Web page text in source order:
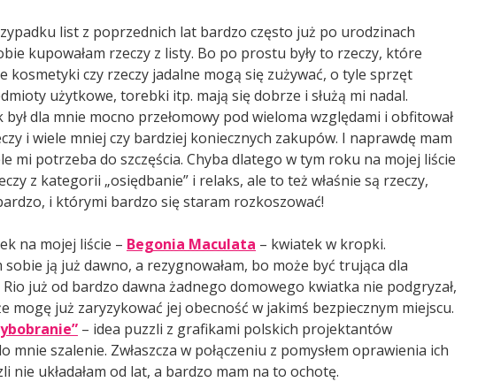
list z poprzednich lat bardzo często już po urodzinach
kupowałam rzeczy z listy. Bo po prostu były to rzeczy, które
kosmetyki czy rzeczy jadalne mogą się zużywać, o tyle sprzęt
użytkowe, torebki itp. mają się dobrze i służą mi nadal.
dla mnie mocno przełomowy pod wieloma względami i obfitował
i wiele mniej czy bardziej koniecznych zakupów. I naprawdę mam
mi potrzeba do szczęścia. Chyba dlatego w tym roku na mojej liście
z kategorii „osiędbanie” i relaks, ale to też właśnie są rzeczy,
i którymi bardzo się staram rozkoszować!
na mojej liście – Begonia Maculata – kwiatek w kropki.
sobie ją już dawno, a rezygnowałam, bo może być trująca dla
Rio już od bardzo dawna żadnego domowego kwiatka nie podgryzał,
mogę już zaryzykować jej obecność w jakimś bezpiecznym miejscu.
– idea puzzli z grafikami polskich projektantów
mnie szalenie. Zwłaszcza w połączeniu z pomysłem oprawienia ich
nie układałam od lat, a bardzo mam na to ochotę.